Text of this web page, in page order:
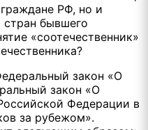
РФ, но и
стран бывшего
«соотечественник»
закон «О
закон «О
Федерации в
за рубежом».